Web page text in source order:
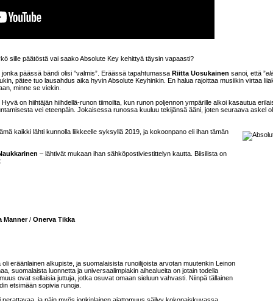
sille päätöstä vai saako Absolute Key kehittyä täysin vapaasti?
päässä bändi olisi ”valmis”. Eräässä tapahtumassa Riitta Uosukainen sanoi, että ”
pätee tuo lausahdus aika hyvin Absolute Keyhinkin. En halua rajoittaa musiikin virtaa
minne se viekin.
on hiihtäjän hiihdellä-runon tiimoilta, kun runon poljennon ympärille alkoi kasautua
vei eteenpäin. Jokaisessa runossa kuuluu tekijänsä ääni, joten seuraava askel
kaikki lähti kunnolla liikkeelle syksyllä 2019, ja kokoonpano eli ihan tämän
– lähtivät mukaan ihan sähköpostiviestittelyn kautta. Biisilista on
Manner/ Onerva Tikka
eräänlainen alkupiste, ja suomalaisista runoilijoista arvotan muutenkin Leinon
suomalaista luonnetta ja universaalimpiakin aihealueita on jotain todella
ovat sellaisia juttuja, jotka osuvat omaan sieluun vahvasti. Niinpä tällainen
etsimään sopivia runoja.